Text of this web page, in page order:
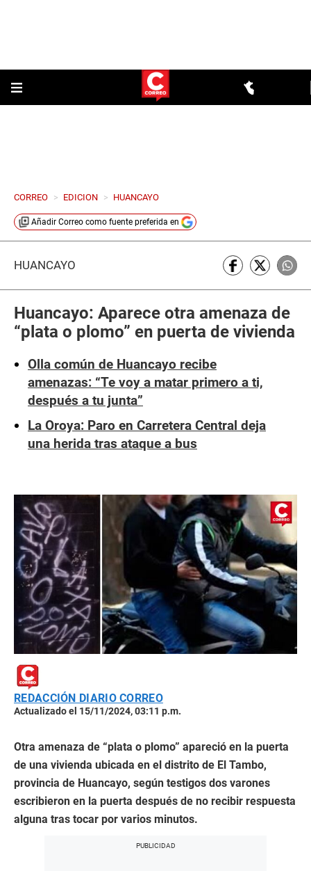
CORREO > EDICION > HUANCAYO
Añadir Correo como fuente preferida en
HUANCAYO
Huancayo: Aparece otra amenaza de
“plata o plomo” en puerta de vivienda
Olla común de Huancayo recibe
amenazas: “Te voy a matar primero a ti,
después a tu junta”
La Oroya: Paro en Carretera Central deja
una herida tras ataque a bus
REDACCIÓN DIARIO CORREO
Actualizado el 15/11/2024, 03:11 p.m.
Otra amenaza de “plata o plomo” apareció en la puerta
de una vivienda ubicada en el distrito de El Tambo,
provincia de Huancayo, según testigos dos varones
escribieron en la puerta después de no recibir respuesta
alguna tras tocar por varios minutos.